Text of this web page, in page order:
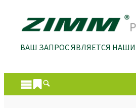
ВАШ ЗАПРОС ЯВЛЯЕТСЯ